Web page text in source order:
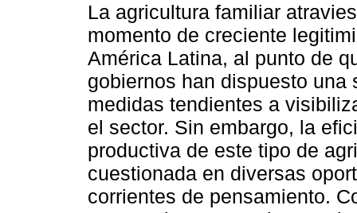
La agricultura familiar
momento de creciente
América Latina, al punto de
gobiernos han dispuesto una
medidas tendientes a
el sector. Sin embargo, la
productiva de este tipo de
cuestionada en diversas
corrientes de pensamiento.